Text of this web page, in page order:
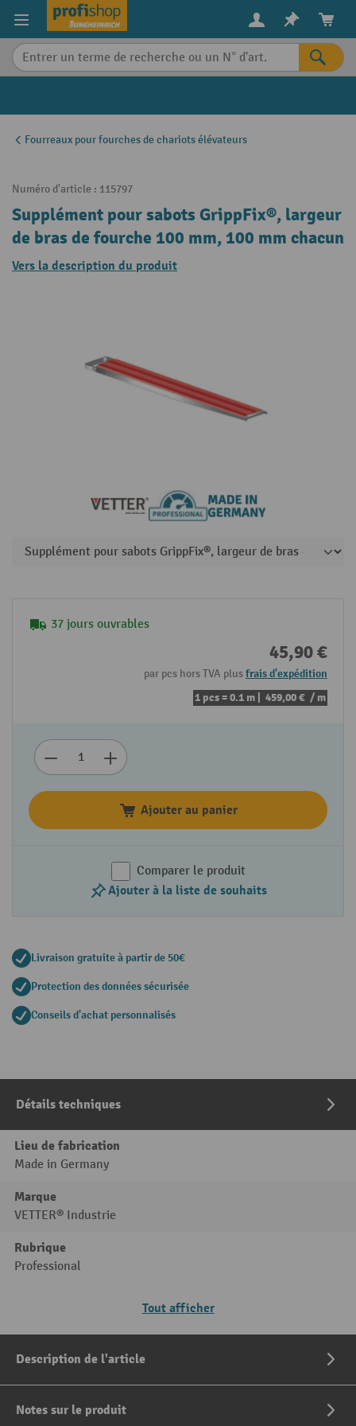
content
Fourreaux pour fourches de chariots élévateurs
Numéro d'article : 115797
Supplément pour sabots GrippFix®, largeur
de bras de fourche 100 mm, 100 mm chacun
Vers la description du produit
37 jours ouvrables
45,90 €
par pcs hors TVA plusfrais d'expédition
1 pcs = 0.1 m | 459,00 € / m
Ajouter au panier
Comparer le produit
Ajouter à la liste de souhaits
Livraison gratuite à partir de 50€
Protection des données sécurisée
Conseils d'achat personnalisés
Détails techniques
Lieu de fabrication
Made in Germany
Marque
VETTER® Industrie
Rubrique
Professional
Tout afficher
Description de l'article
Notes sur le produit